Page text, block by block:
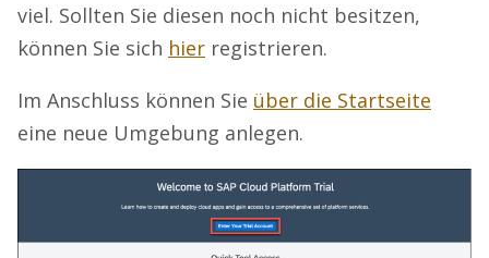
viel. Sollten Sie diesen noch nicht besitzen,
können Sie sich hier registrieren.
Im Anschluss können Sie über die Startseite
eine neue Umgebung anlegen.